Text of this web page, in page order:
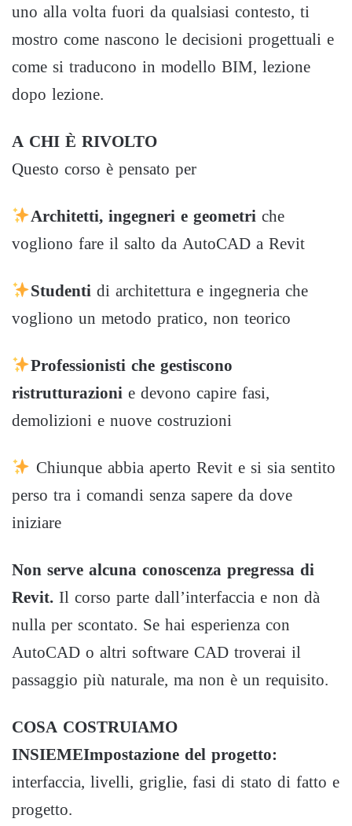
uno alla volta fuori da qualsiasi contesto, ti
mostro come nascono le decisioni progettuali e
come si traducono in modello BIM, lezione
dopo lezione.
A CHI È RIVOLTO
Questo corso è pensato per
Architetti, ingegneri e geometriche
vogliono fare il salto da AutoCAD a Revit
Studentidi architettura e ingegneria che
vogliono un metodo pratico, non teorico
Professionisti che gestiscono
ristrutturazionie devono capire fasi,
demolizioni e nuove costruzioni
Chiunque abbia aperto Revit e si sia sentito
perso tra i comandi senza sapere da dove
iniziare
Non serve alcuna conoscenza pregressa di
Revit.Il corso parte dall’interfaccia e non dà
nulla per scontato. Se hai esperienza con
AutoCAD o altri software CAD troverai il
passaggio più naturale, ma non è un requisito.
COSA COSTRUIAMO
INSIEMEImpostazione del progetto:
interfaccia, livelli, griglie, fasi di stato di fatto e
progetto.